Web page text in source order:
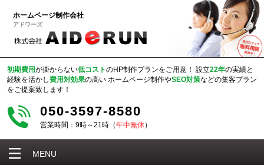
ホームページ制作会社
アドワーズ
初期費用が掛からない低コストのHP制作プランをご用意！ 設立22年の実績と
経験を活かし費用対効果の高い ホームページ制作やSEO対策などの集客プラン
をご提案致します！
050-3597-8580
営業時間：9時～21時（年中無休）
MENU